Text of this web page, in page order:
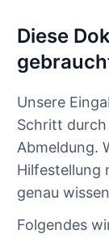
Diese
Unsere
Schritt
Abmeldung.
Hilfestellung
genau
Folgendes